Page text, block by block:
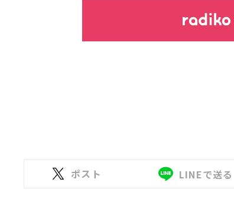
ポスト LINEで送る